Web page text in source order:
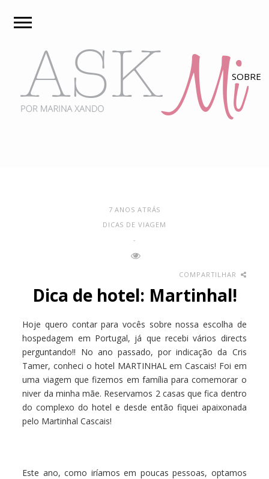
7 ANOS ATRÁS
DICAS DE VIAGEM
-
COMPARTILHAR
Dica de hotel: Martinhal!
Hoje quero contar para vocês sobre nossa escolha de
hospedagem em Portugal, já que recebi vários directs
perguntando!! No ano passado, por indicação da Cris
Tamer, conheci o hotel MARTINHAL em Cascais! Foi em
uma viagem que fizemos em família para comemorar o
niver da minha mãe. Reservamos 2 casas que fica dentro
do complexo do hotel e desde então fiquei apaixonada
pelo Martinhal Cascais!
Este ano, como iríamos em poucas pessoas, optamos